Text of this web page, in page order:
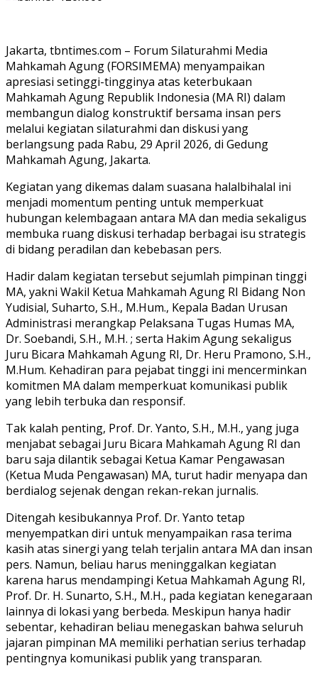
Jakarta, tbntimes.com – Forum Silaturahmi Media
Mahkamah Agung (FORSIMEMA) menyampaikan
apresiasi setinggi-tingginya atas keterbukaan
Mahkamah Agung Republik Indonesia (MA RI) dalam
membangun dialog konstruktif bersama insan pers
melalui kegiatan silaturahmi dan diskusi yang
berlangsung pada Rabu, 29 April 2026, di Gedung
Mahkamah Agung, Jakarta.
Kegiatan yang dikemas dalam suasana halalbihalal ini
menjadi momentum penting untuk memperkuat
hubungan kelembagaan antara MA dan media sekaligus
membuka ruang diskusi terhadap berbagai isu strategis
di bidang peradilan dan kebebasan pers.
Hadir dalam kegiatan tersebut sejumlah pimpinan tinggi
MA, yakni Wakil Ketua Mahkamah Agung RI Bidang Non
Yudisial, Suharto, S.H., M.Hum., Kepala Badan Urusan
Administrasi merangkap Pelaksana Tugas Humas MA,
Dr. Soebandi, S.H., M.H. ; serta Hakim Agung sekaligus
Juru Bicara Mahkamah Agung RI, Dr. Heru Pramono, S.H.,
M.Hum. Kehadiran para pejabat tinggi ini mencerminkan
komitmen MA dalam memperkuat komunikasi publik
yang lebih terbuka dan responsif.
Tak kalah penting, Prof. Dr. Yanto, S.H., M.H., yang juga
menjabat sebagai Juru Bicara Mahkamah Agung RI dan
baru saja dilantik sebagai Ketua Kamar Pengawasan
(Ketua Muda Pengawasan) MA, turut hadir menyapa dan
berdialog sejenak dengan rekan-rekan jurnalis.
Ditengah kesibukannya Prof. Dr. Yanto tetap
menyempatkan diri untuk menyampaikan rasa terima
kasih atas sinergi yang telah terjalin antara MA dan insan
pers. Namun, beliau harus meninggalkan kegiatan
karena harus mendampingi Ketua Mahkamah Agung RI,
Prof. Dr. H. Sunarto, S.H., M.H., pada kegiatan kenegaraan
lainnya di lokasi yang berbeda. Meskipun hanya hadir
sebentar, kehadiran beliau menegaskan bahwa seluruh
jajaran pimpinan MA memiliki perhatian serius terhadap
pentingnya komunikasi publik yang transparan.